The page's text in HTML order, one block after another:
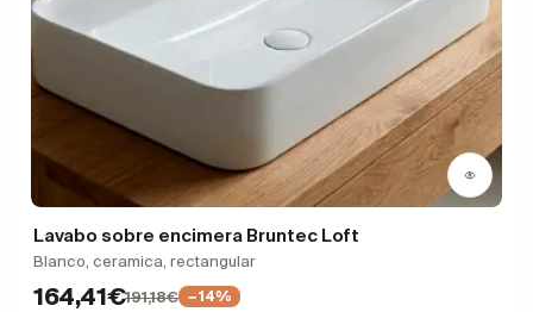
Lavabo sobre encimera Bruntec Loft
Blanco, ceramica, rectangular
164,41€191,18€ −14%